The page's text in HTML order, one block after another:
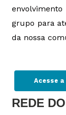
envolvimento
grupo para
da nossa
Acesse
REDE